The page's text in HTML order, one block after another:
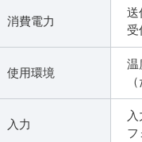
消費電力
送
受
使用環境
温
入力
フ